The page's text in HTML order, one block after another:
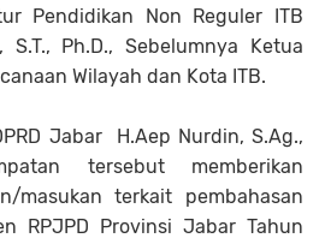
Pendidikan Non Reguler ITB
S.T., Ph.D., Sebelumnya Ketua
Wilayah dan Kota ITB.
Jabar H.Aep Nurdin, S.Ag.,
tersebut memberikan
masukan terkait pembahasan
RPJPD Provinsi Jabar Tahun